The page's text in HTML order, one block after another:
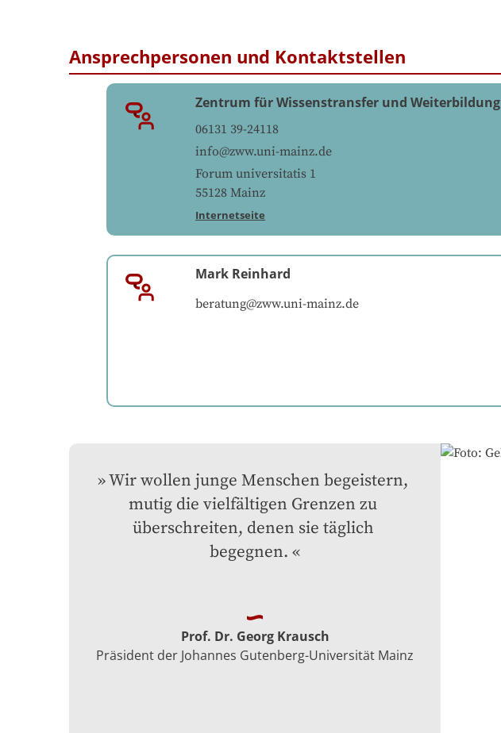
Ansprechpersonen und Kontaktstellen
Zentrum für Wissenstransfer und Weiterbildung
06131 39-24118
info@zww.uni-mainz.de
Forum universitatis 1
55128 Mainz
Internetseite
Mark Reinhard
beratung@zww.uni-mainz.de
Wir wollen junge Menschen begeistern,
mutig die vielfältigen Grenzen zu
überschreiten, denen sie täglich
begegnen.
Prof. Dr. Georg Krausch
Präsident der Johannes Gutenberg-Universität Mainz